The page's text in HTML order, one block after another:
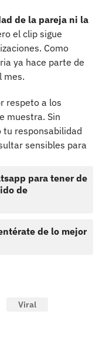
de la pareja ni la
el clip sigue
Como
ya hace parte de
mes.
respeto a los
muestra. Sin
tu responsabilidad
sensibles para
para tener de
de
de lo mejor
Viral